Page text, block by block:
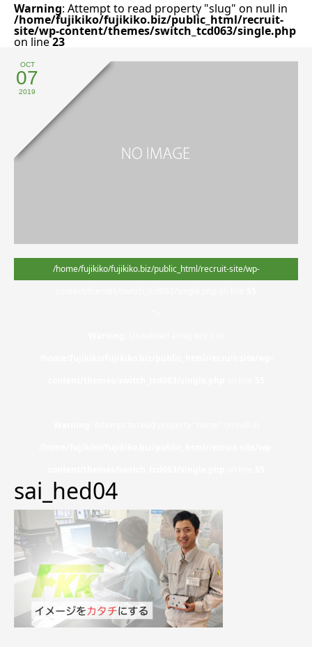
Warning: Attempt to read property "slug" on null in
/home/fujikiko/fujikiko.biz/public_html/recruit-
site/wp-content/themes/switch_tcd063/single.php
on line23
OCT
07
2019
/home/fujikiko/fujikiko.biz/public_html/recruit-site/wp-
sai_hed04